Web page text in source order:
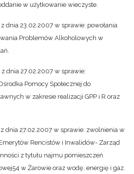
w użytkowanie wieczyste.
z dnia 23.02.2007 w sprawie: powołania
Problemów Alkoholowych w
z dnia 27.02.2007 w sprawie:
Pomocy Społecznej do
w zakresie realizacji GPP i R oraz
z dnia 27.02.2007 w sprawie: zwolnienia w
Rencistów i Inwalidów- Zarząd
z tytułu najmu pomieszczeń
w Żarowie oraz wodę, energię i gaz.